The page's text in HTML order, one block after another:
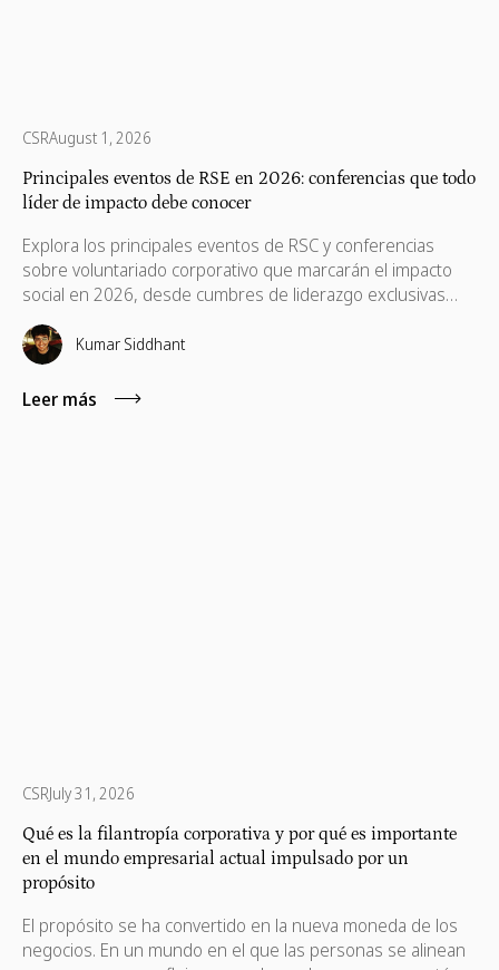
CSRAugust 1, 2026
Principales eventos de RSE en 2026: conferencias que todo
líder de impacto debe conocer
Explora los principales eventos de RSC y conferencias
sobre voluntariado corporativo que marcarán el impacto
social en 2026, desde cumbres de liderazgo exclusivas
hasta experiencias de networking para profesionales. Esta
guía detalla las mejores conferencias para líderes de RSC,
profesionales del voluntariado de empleados, equipos de
ESG y gestores de alianzas con organizaciones sin ánimo
Kumar Siddhant
Leer más
CSRJuly 31, 2026
Qué es la filantropía corporativa y por qué es importante
en el mundo empresarial actual impulsado por un
propósito
El propósito se ha convertido en la nueva moneda de los
negocios. En un mundo en el que las personas se alinean